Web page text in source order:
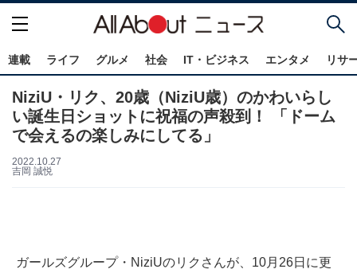
連載 ライフ グルメ 社会 IT・ビジネス エンタメ リサ
NiziU・リク、20歳（NiziU歳）のかわいらし
い誕生日ショットに祝福の声殺到！ 「ドーム
で会えるの楽しみにしてる」
2022.10.27
吉岡 誠悦
ガールズグループ・NiziUのリクさんが、10月26日に更